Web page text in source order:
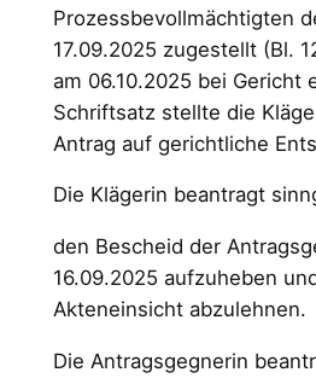
Prozessbevollmächtigten
17.09.2025 zugestellt (Bl.
am 06.10.2025 bei Gericht
Schriftsatz stellte die
Antrag auf gerichtliche
Die Klägerin beantragt
den Bescheid der
16.09.2025 aufzuheben
Akteneinsicht abzulehnen.
Die Antragsgegnerin